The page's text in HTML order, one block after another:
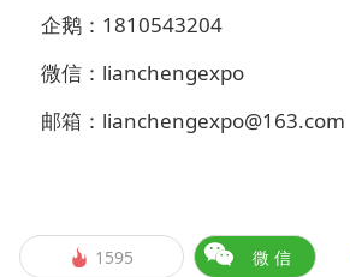
企鹅：1810543204
微信：lianchengexpo
邮箱：lianchengexpo@163.com
 1595 微 信